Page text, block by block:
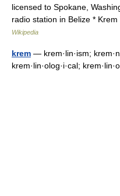
licensed to Spokane,
radio station in Belize *
Wikipedia
krem — krem·lin·ism;
krem·lin·olog·i·cal;